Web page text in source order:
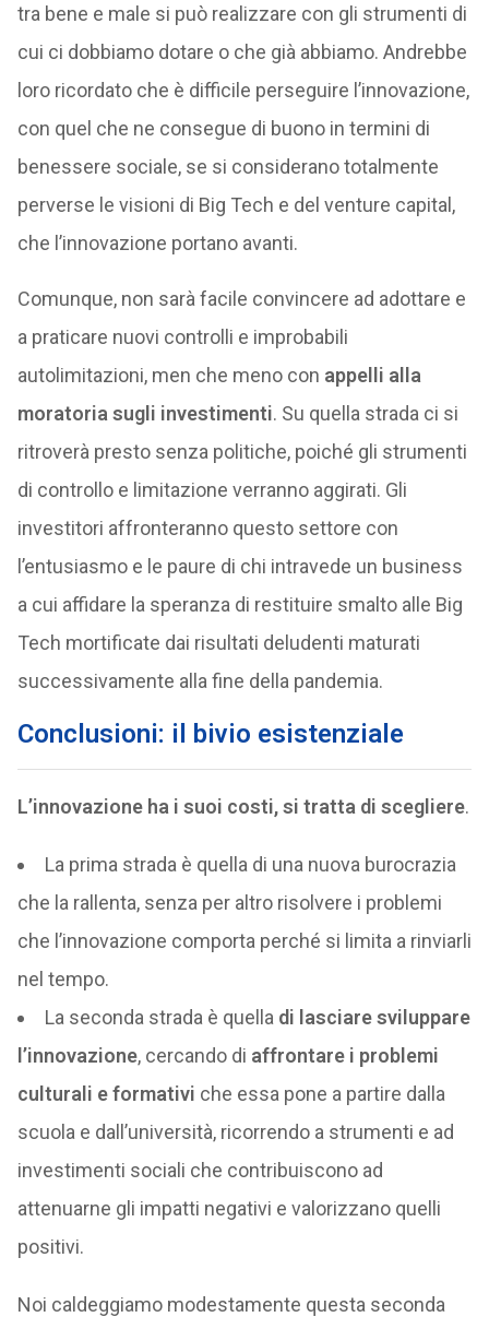
tra bene e male si può realizzare con gli strumenti di
cui ci dobbiamo dotare o che già abbiamo. Andrebbe
loro ricordato che è difficile perseguire l’innovazione,
con quel che ne consegue di buono in termini di
benessere sociale, se si considerano totalmente
perverse le visioni di Big Tech e del venture capital,
che l’innovazione portano avanti.
Comunque, non sarà facile convincere ad adottare e
a praticare nuovi controlli e improbabili
autolimitazioni, men che meno con appelli alla
moratoria sugli investimenti. Su quella strada ci si
ritroverà presto senza politiche, poiché gli strumenti
di controllo e limitazione verranno aggirati. Gli
investitori affronteranno questo settore con
l’entusiasmo e le paure di chi intravede un business
a cui affidare la speranza di restituire smalto alle Big
Tech mortificate dai risultati deludenti maturati
successivamente alla fine della pandemia.
Conclusioni: il bivio esistenziale
L’innovazione ha i suoi costi, si tratta di scegliere.
La prima strada è quella di una nuova burocrazia
che la rallenta, senza per altro risolvere i problemi
che l’innovazione comporta perché si limita a rinviarli
nel tempo.
La seconda strada è quella di lasciare sviluppare
l’innovazione, cercando di affrontare i problemi
culturali e formativi che essa pone a partire dalla
scuola e dall’università, ricorrendo a strumenti e ad
investimenti sociali che contribuiscono ad
attenuarne gli impatti negativi e valorizzano quelli
positivi.
Noi caldeggiamo modestamente questa seconda